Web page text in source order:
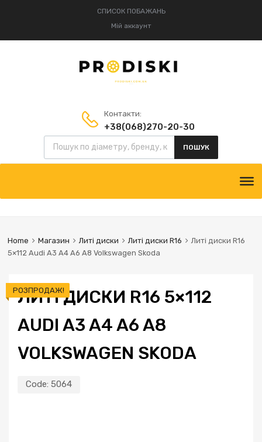
СПИСОК ПОБАЖАНЬ
Мій аккаунт
Контакти:
+38(068)270-20-30
+38(095)834-52-75
Пошук товарів
ПОШУК
content
Home Магазин Литі диски Литі диски R16
Литі диски R16
5×112 Audi A3 A4 A6 A8 Volkswagen Skoda
ЛИТІ ДИСКИ R16 5×112
AUDI A3 A4 A6 A8
VOLKSWAGEN SKODA
Code: 5064
РОЗПРОДАЖ!